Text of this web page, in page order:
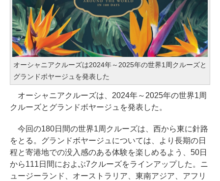
オーシャニアクルーズは2024年～2025年の世界1周クルーズと
グランドボヤージュを発表した
オーシャニアクルーズは、2024年～2025年の世界1周
クルーズとグランドボヤージュを発表した。
今回の180日間の世界1周クルーズは、西から東に針路
をとる。グランドボヤージュについては、より長期の日
程と寄港地での没入感のある体験を楽しめるよう、50日
から111日間におよぶ7クルーズをラインアップした。ニ
ュージーランド、オーストラリア、東南アジア、アフリ